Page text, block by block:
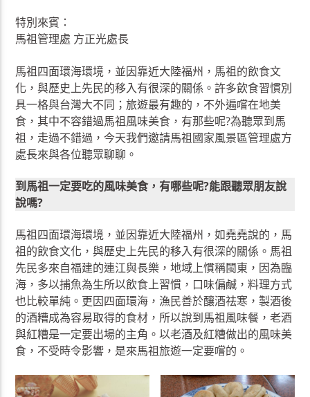
特別來賓：
馬祖管理處 方正光處長
馬祖四面環海環境，並因靠近大陸福州，馬祖的飲食文
化，與歷史上先民的移入有很深的關係。許多飲食習慣別
具一格與台灣大不同；旅遊最有趣的，不外遍嚐在地美
食，其中不容錯過馬祖風味美食，有那些呢?為聽眾到馬
祖，走過不錯過，今天我們邀請馬祖國家風景區管理處方
處長來與各位聽眾聊聊。
到馬祖一定要吃的風味美食，有哪些呢?能跟聽眾朋友說
說嗎?
馬祖四面環海環境，並因靠近大陸福州，如堯堯說的，馬
祖的飲食文化，與歷史上先民的移入有很深的關係。馬祖
先民多來自福建的連江與長樂，地域上慣稱閩東，因為臨
海，多以捕魚為生所以飲食上習慣，口味偏鹹，料理方式
也比較單純。更因四面環海，漁民善於釀酒祛寒，製酒後
的酒糟成為容易取得的食材，所以說到馬祖風味餐，老酒
與紅糟是一定要出場的主角。以老酒及紅糟做出的風味美
食，不受時令影響，是來馬祖旅遊一定要嚐的。